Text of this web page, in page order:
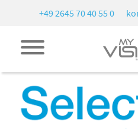
+49 2645 70 40 55 0